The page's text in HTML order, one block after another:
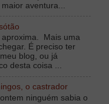
aventura...
aproxima. Mais uma
É preciso ter
blog, ou já
desta coisa ...
o castrador
ninguém sabia o